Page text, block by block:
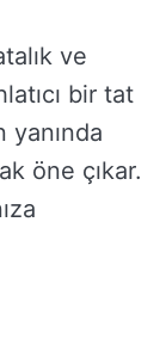
ve
bir tat
öne çıkar.